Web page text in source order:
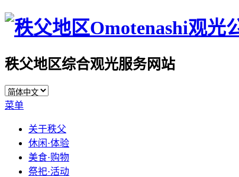
秩父地区综合观光服务网站
菜单
关于秩父
休闲·体验
美食·购物
祭祀·活动